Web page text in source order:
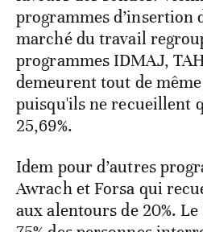
programmes d’insertion
marché du travail
programmes IDMAJ,
demeurent tout de
puisqu'ils ne recueillent
25,69%.
Idem pour d’autres
Awrach et Forsa qui
aux alentours de 20%.